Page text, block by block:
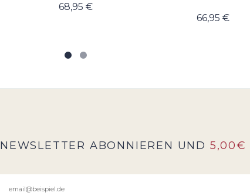
68,95 €
66,95 €
NEWSLETTER ABONNIEREN UND 5,00€